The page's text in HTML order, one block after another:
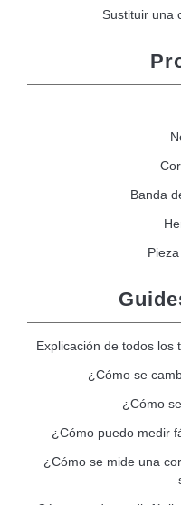
Sustituir una
Banda
Explicación de todos los
¿Cómo se
¿Cómo
¿Cómo puedo medir
¿Cómo se mide una